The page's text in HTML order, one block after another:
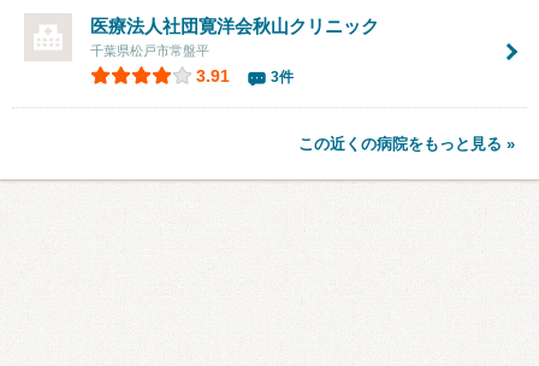
医療法人社団寛洋会秋山クリニック
千葉県松戸市常盤平
3.91 3件
この近くの病院をもっと見る »